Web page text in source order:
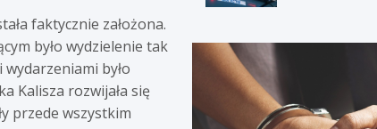
faktycznie założona.
było wydzielenie tak
było
Kalisza rozwijała się
przede wszystkim